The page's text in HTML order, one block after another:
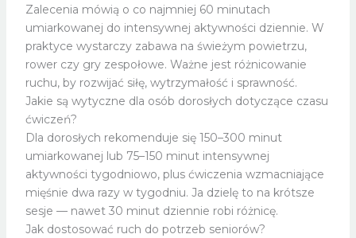
Zalecenia mówią o co najmniej 60 minutach
umiarkowanej do intensywnej aktywności dziennie. W
praktyce wystarczy zabawa na świeżym powietrzu,
rower czy gry zespołowe. Ważne jest różnicowanie
ruchu, by rozwijać siłę, wytrzymałość i sprawność.
Jakie są wytyczne dla osób dorosłych dotyczące czasu
ćwiczeń?
Dla dorosłych rekomenduje się 150–300 minut
umiarkowanej lub 75–150 minut intensywnej
aktywności tygodniowo, plus ćwiczenia wzmacniające
mięśnie dwa razy w tygodniu. Ja dzielę to na krótsze
sesje — nawet 30 minut dziennie robi różnicę.
Jak dostosować ruch do potrzeb seniorów?